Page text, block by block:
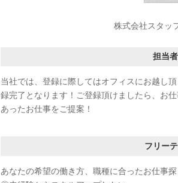
株式会社スタッ
担当
当社では、登録に際してはオフィスにお越し
録完了となります！ご登録頂けましたら、お
あったお仕事をご提案！
フリー
あなたの希望の働き方、職種に合ったお仕事